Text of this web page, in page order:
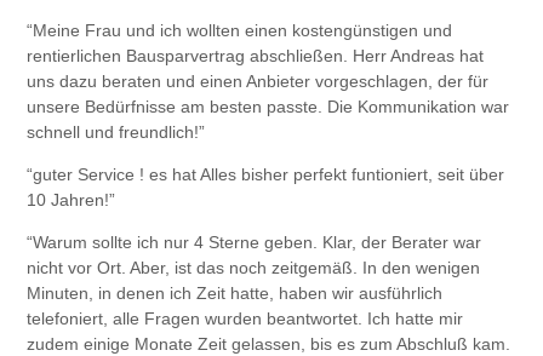
“Meine Frau und ich wollten einen kostengünstigen und
rentierlichen Bausparvertrag abschließen. Herr Andreas hat
uns dazu beraten und einen Anbieter vorgeschlagen, der für
unsere Bedürfnisse am besten passte. Die Kommunikation war
schnell und freundlich!”
“guter Service ! es hat Alles bisher perfekt funtioniert, seit über
10 Jahren!”
“Warum sollte ich nur 4 Sterne geben. Klar, der Berater war
nicht vor Ort. Aber, ist das noch zeitgemäß. In den wenigen
Minuten, in denen ich Zeit hatte, haben wir ausführlich
telefoniert, alle Fragen wurden beantwortet. Ich hatte mir
zudem einige Monate Zeit gelassen, bis es zum Abschluß kam.